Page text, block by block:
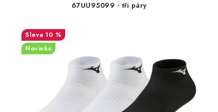
67UU95099 - tři páry
10 %
Novinka